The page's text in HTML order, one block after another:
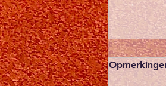
Blijf
voor